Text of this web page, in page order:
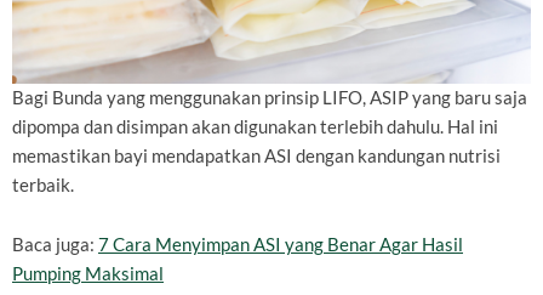
Bagi Bunda yang menggunakan prinsip LIFO, ASIP yang baru saja
dipompa dan disimpan akan digunakan terlebih dahulu. Hal ini
memastikan bayi mendapatkan ASI dengan kandungan nutrisi
terbaik.
Baca juga: 7 Cara Menyimpan ASI yang Benar Agar Hasil
Pumping Maksimal